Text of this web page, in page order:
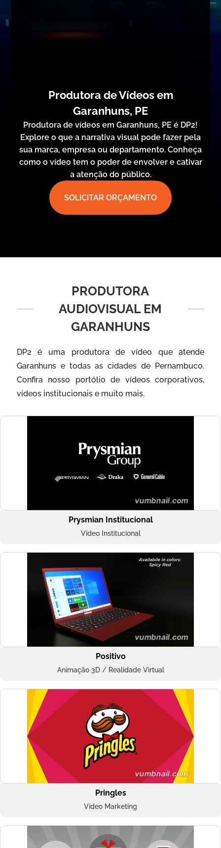
Produtora de Vídeos em
Garanhuns, PE
Produtora de vídeos em Garanhuns, PE é DP2!
Explore o que a narrativa visual pode fazer pela
sua marca, empresa ou departamento. Conheça
como o vídeo tem o poder de envolver e cativar
a atenção do público.
SOLICITAR ORÇAMENTO
PRODUTORA
AUDIOVISUAL EM
GARANHUNS
DP2 é uma produtora de vídeo que atende
Garanhuns e todas as cidades de Pernambuco.
Confira nosso portólio de vídeos corporativos,
vídeos institucionais e muito mais.
Prysmian Institucional
Vídeo Institucional
Positivo
Animação 3D / Realidade Virtual
Pringles
Vídeo Marketing